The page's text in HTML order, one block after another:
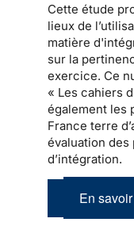
Cette étude
lieux de
matière
sur la
exercice. Ce
« Les cahiers
également les
France terre
évaluation des
d’intégration.
En